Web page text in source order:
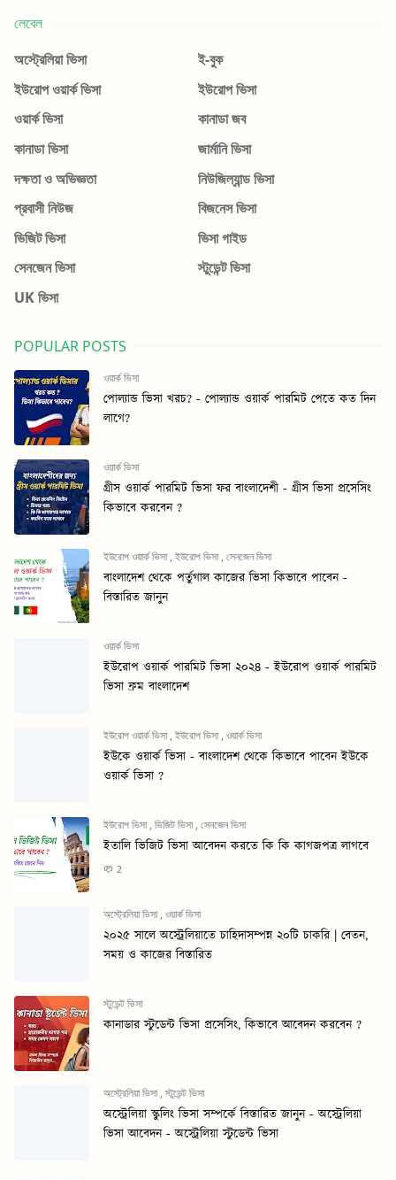
লেবেল
অস্ট্রেলিয়া ভিসা
ই-বুক
ইউরোপ ওয়ার্ক ভিসা
ইউরোপ ভিসা
ওয়ার্ক ভিসা
কানাডা জব
কানাডা ভিসা
জার্মানি ভিসা
দক্ষতা ও অভিজ্ঞতা
নিউজিল্যান্ড ভিসা
প্রবাসী নিউজ
বিজনেস ভিসা
ভিজিট ভিসা
ভিসা গাইড
সেনজেন ভিসা
স্টুডেন্ট ভিসা
UK ভিসা
POPULAR POSTS
ওয়ার্ক ভিসা
পোল্যান্ড ভিসা খরচ? - পোল্যান্ড ওয়ার্ক পারমিট পেতে কত দিন
লাগে?
ওয়ার্ক ভিসা
গ্রীস ওয়ার্ক পারমিট ভিসা ফর বাংলাদেশী - গ্রীস ভিসা প্রসেসিং
কিভাবে করবেন ?
ইউরোপ ওয়ার্ক ভিসা,ইউরোপ ভিসা,সেনজেন ভিসা
বাংলাদেশ থেকে পর্তুগাল কাজের ভিসা কিভাবে পাবেন -
বিস্তারিত জানুন
ওয়ার্ক ভিসা
ইউরোপ ওয়ার্ক পারমিট ভিসা ২০২৪ - ইউরোপ ওয়ার্ক পারমিট
ভিসা ফ্রম বাংলাদেশ
ইউরোপ ওয়ার্ক ভিসা,ইউরোপ ভিসা,ওয়ার্ক ভিসা
ইউকে ওয়ার্ক ভিসা - বাংলাদেশ থেকে কিভাবে পাবেন ইউকে
ওয়ার্ক ভিসা ?
ইউরোপ ভিসা,ভিজিট ভিসা,সেনজেন ভিসা
ইতালি ভিজিট ভিসা আবেদন করতে কি কি কাগজপত্র লাগবে
2
অস্ট্রেলিয়া ভিসা,ওয়ার্ক ভিসা
২০২৫ সালে অস্ট্রেলিয়াতে চাহিদাসম্পন্ন ২০টি চাকরি | বেতন,
সময় ও কাজের বিস্তারিত
স্টুডেন্ট ভিসা
কানাডার স্টুডেন্ট ভিসা প্রসেসিং, কিভাবে আবেদন করবেন ?
অস্ট্রেলিয়া ভিসা,স্টুডেন্ট ভিসা
অস্ট্রেলিয়া স্কুলিং ভিসা সম্পর্কে বিস্তারিত জানুন - অস্ট্রেলিয়া
ভিসা আবেদন - অস্ট্রেলিয়া স্টুডেন্ট ভিসা